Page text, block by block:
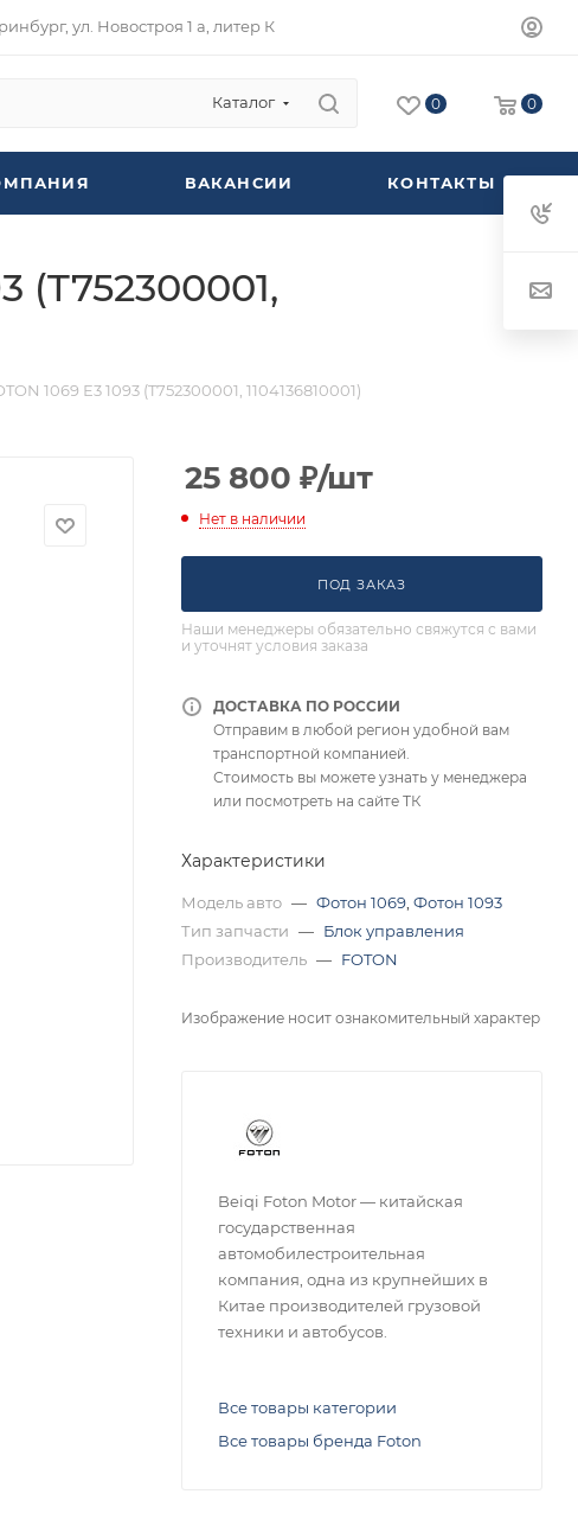
ул. Новостроя 1 а, литер К
Каталог 0 0
ВАКАНСИИ КОНТАКТЫ
(T752300001,
1069 Е3 1093 (T752300001, 1104136810001)
25 800 ₽/шт
Нет в наличии
ПОД ЗАКАЗ
Наши менеджеры обязательно свяжутся с вами
и уточнят условия заказа
ДОСТАВКА ПО РОССИИ
Отправим в любой регион удобной вам
транспортной компанией.
Стоимость вы можете узнать у менеджера
или посмотреть на сайте ТК
Характеристики
Модель авто — Фотон 1069 Фотон 1093
Тип запчасти — Блок управления
Производитель — FOTON
Изображение носит ознакомительный характер
Beiqi Foton Motor — китайская
государственная
автомобилестроительная
компания, одна из крупнейших в
Китае производителей грузовой
техники и автобусов.
Все товары категории
Все товары бренда Foton